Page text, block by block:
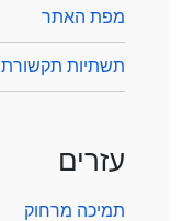
מפת האתר
תשתיות תקשורת
עזרים
תמיכה מרחוק